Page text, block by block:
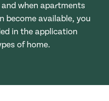
when apartments
become available, you
in the application
of home.